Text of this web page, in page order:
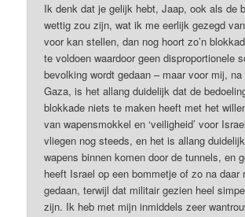
Ik denk dat je gelijk hebt, Jaap, ook als de
wettig zou zijn, wat ik me eerlijk gezegd
voor kan stellen, dan nog hoort zo’n
te voldoen waardoor geen disproportionele
bevolking wordt gedaan – maar voor mij,
Gaza, is het allang duidelijk dat de
blokkade niets te maken heeft met het
van wapensmokkel en ‘veiligheid’ voor
vliegen nog steeds, en het is allang
wapens binnen komen door de tunnels, en
heeft Israel op een bommetje of zo na daar
gedaan, terwijl dat militair gezien heel
zijn. Ik heb met mijn inmiddels zeer